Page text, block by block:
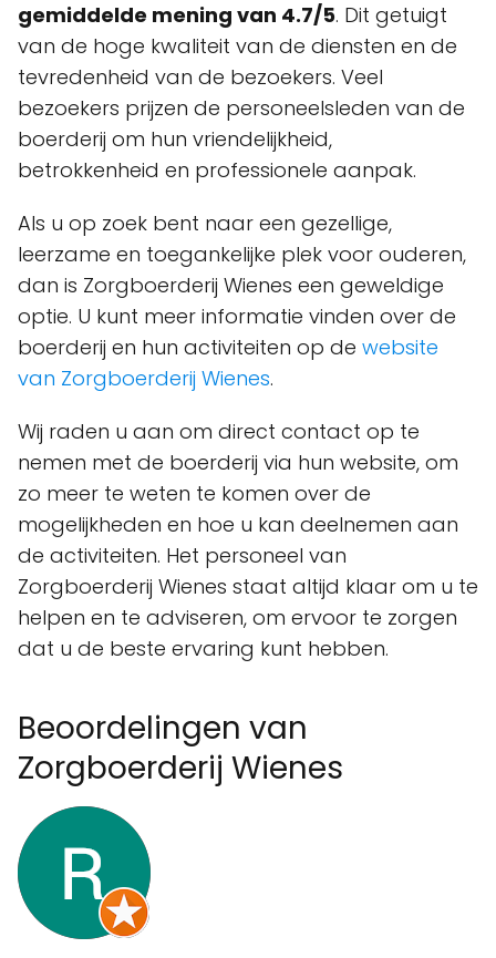
gemiddelde mening van 4.7/5. Dit getuigt
van de hoge kwaliteit van de diensten en de
tevredenheid van de bezoekers. Veel
bezoekers prijzen de personeelsleden van de
boerderij om hun vriendelijkheid,
betrokkenheid en professionele aanpak.
Als u op zoek bent naar een gezellige,
leerzame en toegankelijke plek voor ouderen,
dan is Zorgboerderij Wienes een geweldige
optie. U kunt meer informatie vinden over de
boerderij en hun activiteiten op de website
van Zorgboerderij Wienes.
Wij raden u aan om direct contact op te
nemen met de boerderij via hun website, om
zo meer te weten te komen over de
mogelijkheden en hoe u kan deelnemen aan
de activiteiten. Het personeel van
Zorgboerderij Wienes staat altijd klaar om u te
helpen en te adviseren, om ervoor te zorgen
dat u de beste ervaring kunt hebben.
Beoordelingen van
Zorgboerderij Wienes